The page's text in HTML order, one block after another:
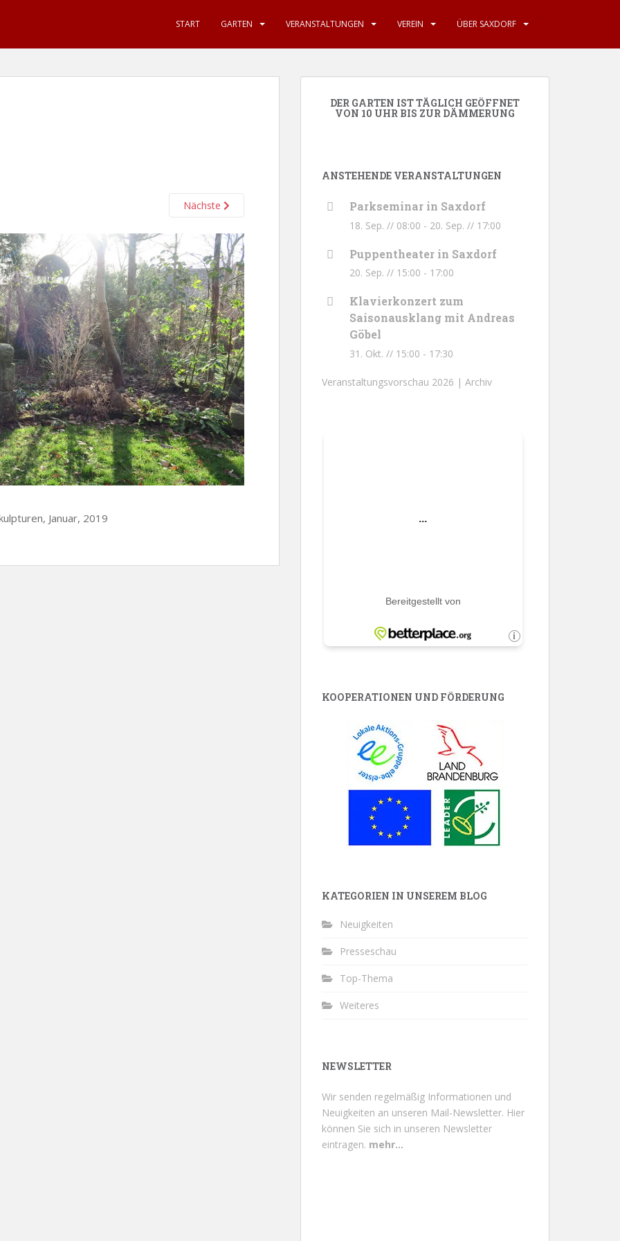
START GARTEN VERANSTALTUNGEN VEREIN ÜBER SAXDORF
Nächste
Januar, 2019
DER GARTEN IST TÄGLICH GEÖFFNET
VON 10 UHR BIS ZUR DÄMMERUNG
ANSTEHENDE VERANSTALTUNGEN
Parkseminar in Saxdorf
18. Sep. // 08:00 - 20. Sep. // 17:00
Puppentheater in Saxdorf
20. Sep. // 15:00 - 17:00
Klavierkonzert zum
Saisonausklang mit Andreas
Göbel
31. Okt. // 15:00 - 17:30
Veranstaltungsvorschau 2026 | Archiv
KOOPERATIONEN UND FÖRDERUNG
KATEGORIEN IN UNSEREM BLOG
Neuigkeiten
Presseschau
Top-Thema
Weiteres
NEWSLETTER
Wir senden regelmäßig Informationen und
Neuigkeiten an unseren Mail-Newsletter. Hier
können Sie sich in unseren Newsletter
eintragen. mehr...